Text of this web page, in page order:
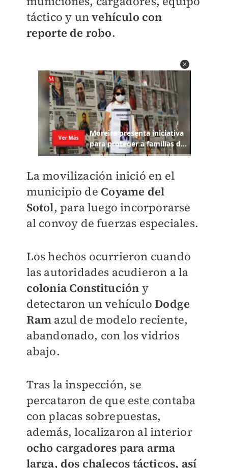
táctico y unvehículo con
reporte de robo.
La movilización inició en el
municipio de Coyame del
Sotol, para luego incorporarse
al convoy de fuerzas especiales.
Los hechos ocurrieron cuando
las autoridades acudieron a la
colonia Constitución y
detectaron un vehículo Dodge
Ram azul de modelo reciente,
abandonado, con los vidrios
abajo.
Tras la inspección, se
percataron de que este contaba
con placas sobrepuestas,
además, localizaron al interior
ocho cargadores para arma
larga, dos chalecos tácticos, así